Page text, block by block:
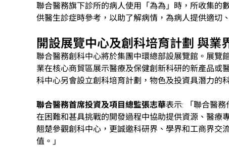
聯合醫務旗下診所的病人使用「為為」時，所收集的
供醫生診症時參考，以助了解病情，為病人提供適切
開設展覽中心及創科培育計劃 與業
聯合醫務創科中心將於集團中環總部設展覽館。展覽
業在核心商貿區展示醫療及保健創新科研的新產品或
科中心另會設立創科培育計劃，物色及投資具潛力的
聯合醫務首席投資及項目總監張志華表示: 「聯合醫
在困難和甚具挑戰的開發過程中協助提供資源、醫療
翹楚參觀創科中心，更誠邀科研界、學界和工商界交
值。」